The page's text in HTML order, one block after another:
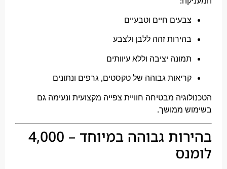
חיים וטבעיים
זהה ללבן ולצבע
יציבה וללא עיוותים
גבוהה של טקסטים, גרפים ונתונים
מבטיחה חוויית צפייה מקצועית ונעימה גם
ממושך.
בהירות גבוהה במיוחד – 4,000